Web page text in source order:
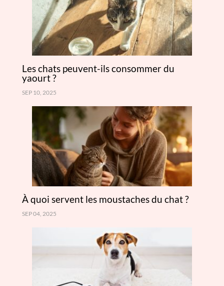
Les chats peuvent-ils consommer du
yaourt ?
SEP 10, 2025
À quoi servent les moustaches du chat ?
SEP 04, 2025